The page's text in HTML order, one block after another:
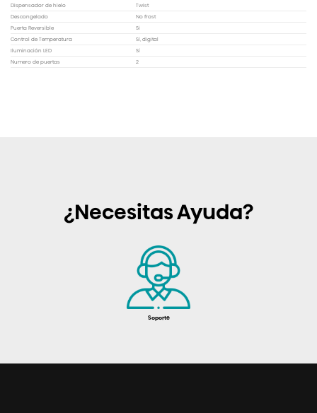
Dispensador de hielo
Twist
Descongelado
No frost
Puerta Reversible
Si
Control de Temperatura
Sí, digital
Iluminación LED
Sí
Numero de puertas
2
¿Necesitas Ayuda?
Soporte